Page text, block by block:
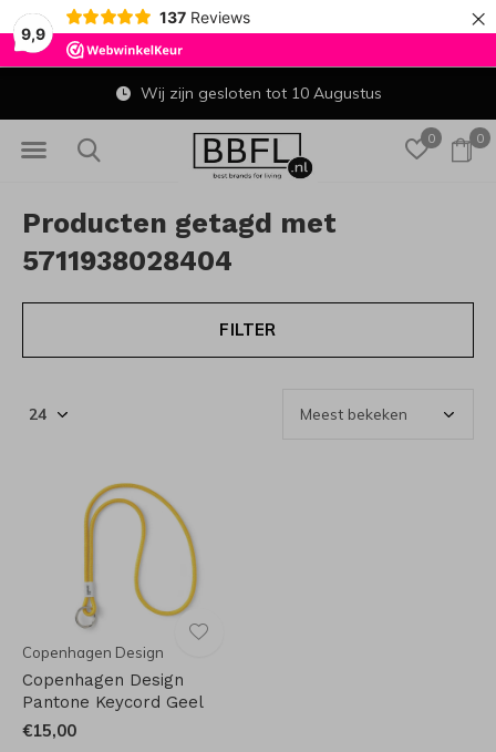
9,9
137 Reviews ×
0 0
Wij zijn gesloten tot 10 Augustus
Producten getagd met
5711938028404
FILTER
Copenhagen Design
Copenhagen Design
Pantone Keycord Geel
€15,00